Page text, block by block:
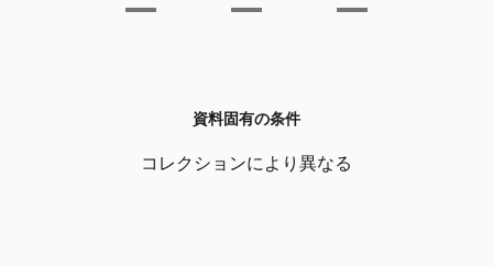
資料固有の条件
コレクションにより異なる